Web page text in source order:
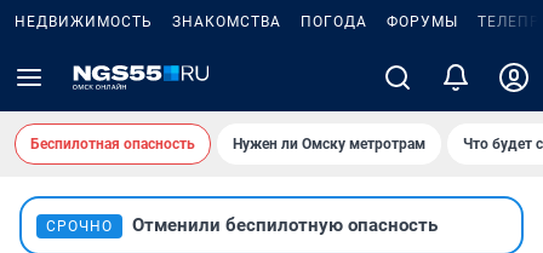
НЕДВИЖИМОСТЬ ЗНАКОМСТВА ПОГОДА ФОРУМЫ
Беспилотная опасность Нужен ли Омску метротрам Что будет
СРОЧНО Отменили беспилотную опасность